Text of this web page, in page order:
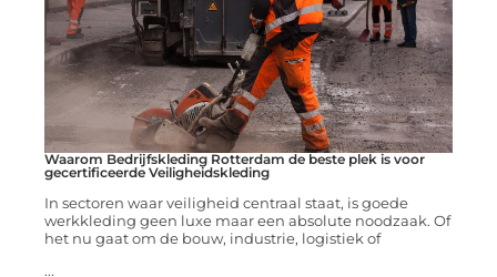
Waarom Bedrijfskleding Rotterdam de beste plek is voor
gecertificeerde Veiligheidskleding
In sectoren waar veiligheid centraal staat, is goede
werkkleding geen luxe maar een absolute noodzaak. Of
het nu gaat om de bouw, industrie, logistiek of
...